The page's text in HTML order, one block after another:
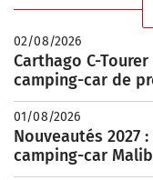
02/08/2026
Carthago C-Tourer
camping-car de
01/08/2026
Nouveautés 2027
camping-car